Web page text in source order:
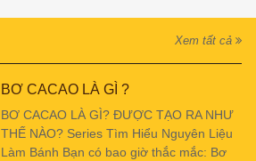
Xem tất cả
BƠ CACAO LÀ GÌ ?
BƠ CACAO LÀ GÌ? ĐƯỢC TẠO RA NHƯ
THẾ NÀO? Series Tìm Hiểu Nguyên Liệu
Làm Bánh Bạn có bao giờ thắc mắc: Bơ